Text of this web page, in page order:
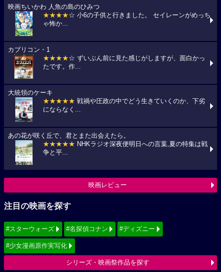
映画ちいかわ 人魚の島のひみつ
★★★★☆ 小6の子供と行きました。 セイレーンがめっち
ゃ怖か...
カプリコン・1
★★★★☆ ずいぶん前に見た感じがしますが、面白かっ
たです。作...
大統領のケーキ
★★★★★ 戦禍や圧政の中でどう生きていくのか、下劣
にならなく...
あの花が咲く丘で、君とまた出会えたら。
★★★★★ NHKラジオ深夜便明日への言葉,夏の特集は戦
争と平...
映画レビュー
注目の映画を探す
#スターウォーズ #名探偵コナン #ディズニー
#少女漫画原作実写化
シリーズ・映画祭作品を探す